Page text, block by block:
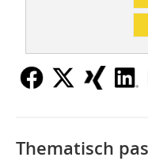
Thematisch